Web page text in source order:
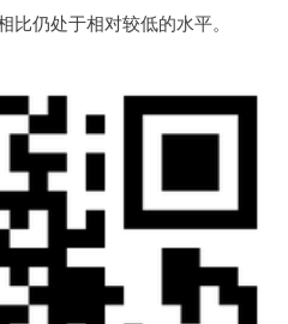
比仍处于相对较低的水平。